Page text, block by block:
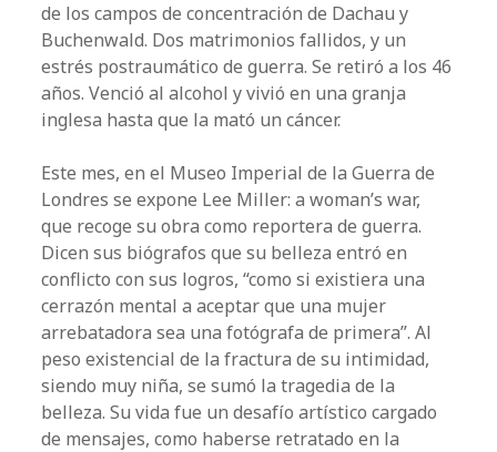
de los campos de concentración de Dachau y
Buchenwald. Dos matrimonios fallidos, y un
estrés postraumático de guerra. Se retiró a los 46
años. Venció al alcohol y vivió en una granja
inglesa hasta que la mató un cáncer.
Este mes, en el Museo Imperial de la Guerra de
Londres se expone Lee Miller: a woman’s war,
que recoge su obra como reportera de guerra.
Dicen sus biógrafos que su belleza entró en
conflicto con sus logros, “como si existiera una
cerrazón mental a aceptar que una mujer
arrebatadora sea una fotógrafa de primera”. Al
peso existencial de la fractura de su intimidad,
siendo muy niña, se sumó la tragedia de la
belleza. Su vida fue un desafío artístico cargado
de mensajes, como haberse retratado en la